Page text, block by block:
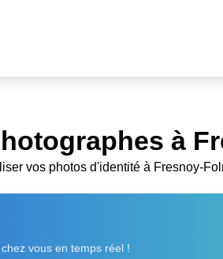
à
vos photos d'identité à Fresnoy-
vous en temps réel !